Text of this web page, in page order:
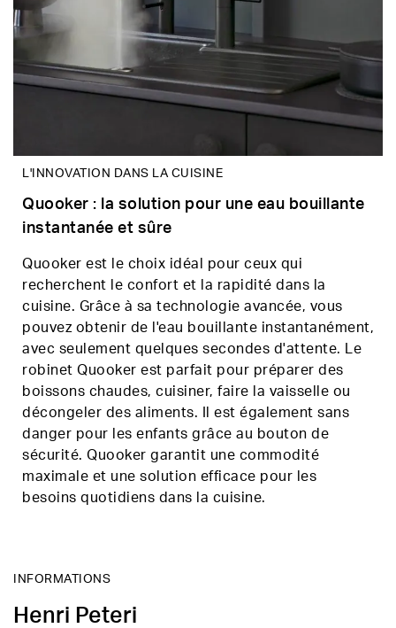
L'INNOVATION DANS LA CUISINE
Quooker : la solution pour une eau bouillante
instantanée et sûre
Quooker est le choix idéal pour ceux qui
recherchent le confort et la rapidité dans la
cuisine. Grâce à sa technologie avancée, vous
pouvez obtenir de l'eau bouillante instantanément,
avec seulement quelques secondes d'attente. Le
robinet Quooker est parfait pour préparer des
boissons chaudes, cuisiner, faire la vaisselle ou
décongeler des aliments. Il est également sans
danger pour les enfants grâce au bouton de
sécurité. Quooker garantit une commodité
maximale et une solution efficace pour les
besoins quotidiens dans la cuisine.
INFORMATIONS
Henri Peteri